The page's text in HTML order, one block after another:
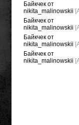
Байкчек от
nikita_malinowskii
Байкчек от
nikita_malinowskii
Байкчек от
nikita_malinowskii
Байкчек от
nikita_malinowskii